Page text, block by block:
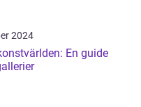
2024
En guide